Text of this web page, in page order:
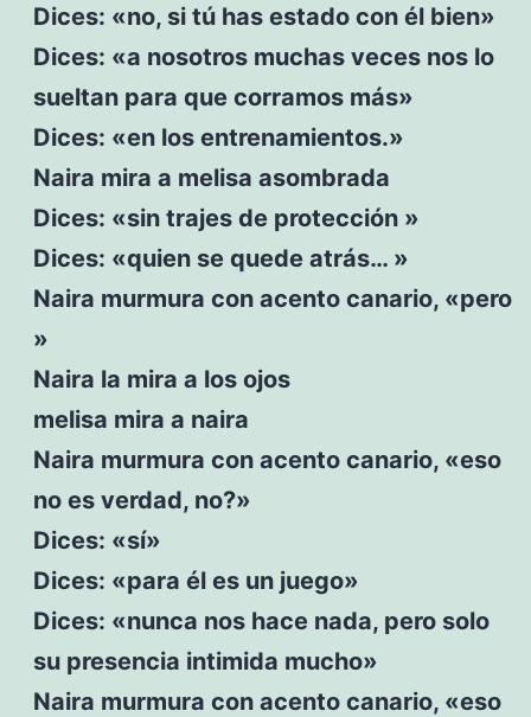
Dices: «no, si tú has estado con él bien»
Dices: «a nosotros muchas veces nos lo
sueltan para que corramos más»
Dices: «en los entrenamientos.»
Naira mira a melisa asombrada
Dices: «sin trajes de protección »
Dices: «quien se quede atrás… »
Naira murmura con acento canario, «pero
»
Naira la mira a los ojos
melisa mira a naira
Naira murmura con acento canario, «eso
no es verdad, no?»
Dices: «sí»
Dices: «para él es un juego»
Dices: «nunca nos hace nada, pero solo
su presencia intimida mucho»
Naira murmura con acento canario, «eso